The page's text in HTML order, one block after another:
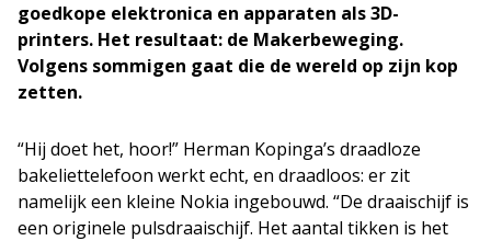
goedkope elektronica en apparaten als 3D-
printers. Het resultaat: de Makerbeweging.
Volgens sommigen gaat die de wereld op zijn kop
zetten.
“Hij doet het, hoor!” Herman Kopinga’s draadloze
bakeliettelefoon werkt echt, en draadloos: er zit
namelijk een kleine Nokia ingebouwd. “De draaischijf is
een originele pulsdraaischijf. Het aantal tikken is het